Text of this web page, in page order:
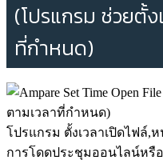
(โปรแกรม ช่วยตั้ง
ที่กำหนด)
โปรแกรม ตั้งเวลาเปิดไฟล์,
การโดดประชุมออนไลน์หรื